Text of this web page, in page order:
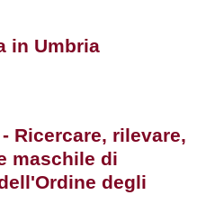
in Umbria
Ricercare, rilevare,
maschile di
degli